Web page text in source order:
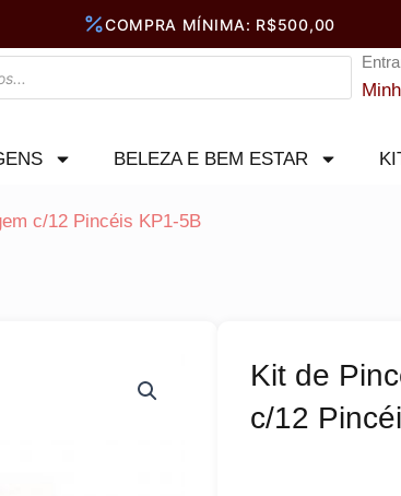
BELEZA E BEM ESTAR
c/12 Pincéis KP1-5B
Kit de
c/12